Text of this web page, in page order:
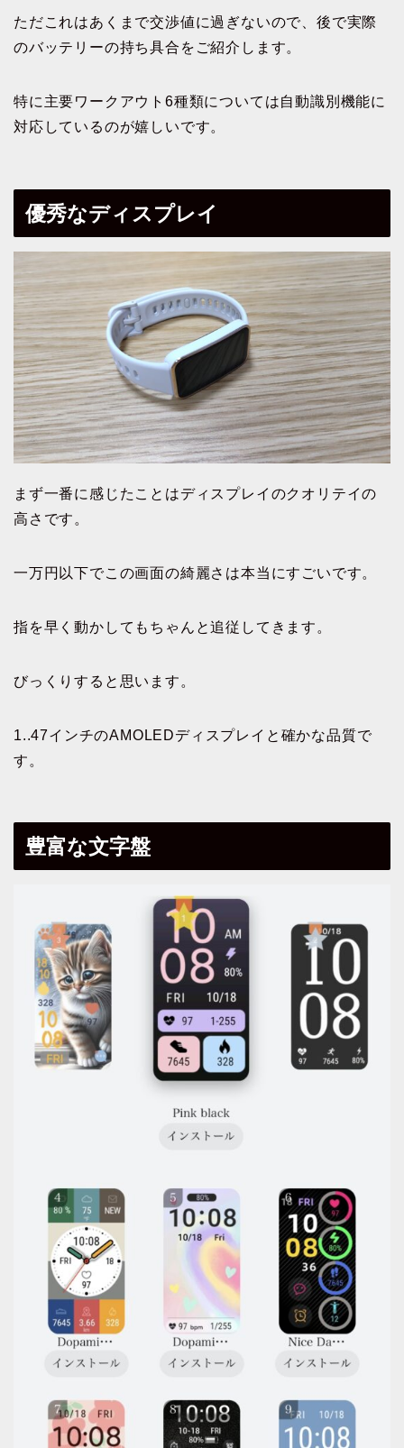
ただこれはあくまで交渉値に過ぎないので、後で実際
のバッテリーの持ち具合をご紹介します。
特に主要ワークアウト6種類については自動識別機能に
対応しているのが嬉しいです。
優秀なディスプレイ
まず一番に感じたことはディスプレイのクオリテイの
高さです。
一万円以下でこの画面の綺麗さは本当にすごいです。
指を早く動かしてもちゃんと追従してきます。
びっくりすると思います。
1..47インチのAMOLEDディスプレイと確かな品質で
す。
豊富な文字盤